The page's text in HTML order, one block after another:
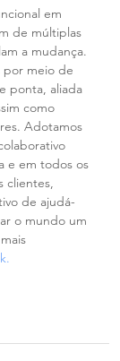
em
de múltiplas
a mudança.
por meio de
ponta, aliada
como
Adotamos
e em todos os
clientes,
de ajudá-
o mundo um